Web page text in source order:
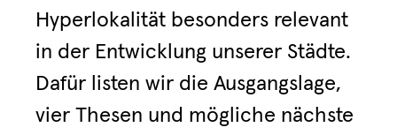
Hyperlokalität besonders relevant
in der Entwicklung unserer Städte.
Dafür listen wir die Ausgangslage,
vier Thesen und mögliche nächste